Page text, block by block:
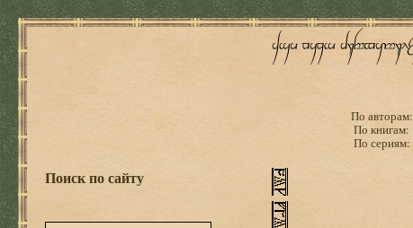
По авторам:
По книгам:
По сериям:
Поиск по сайту